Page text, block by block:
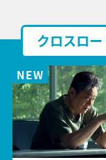
クロスロ